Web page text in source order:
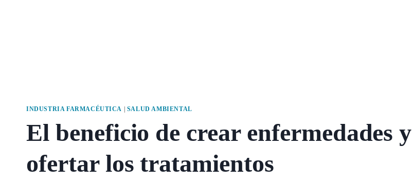
INDUSTRIA FARMACÉUTICA SALUD AMBIENTAL
El beneficio de crear enfermedades y
ofertar los tratamientos